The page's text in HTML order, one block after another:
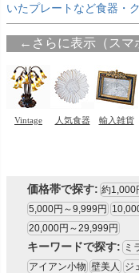
いたプレートなど食器・
価格帯で探す: 約1,000
5,000円～9,999円
20,000円～29,999円
キーワードで探す: ミ
アイアン小物 壁美人 ジ